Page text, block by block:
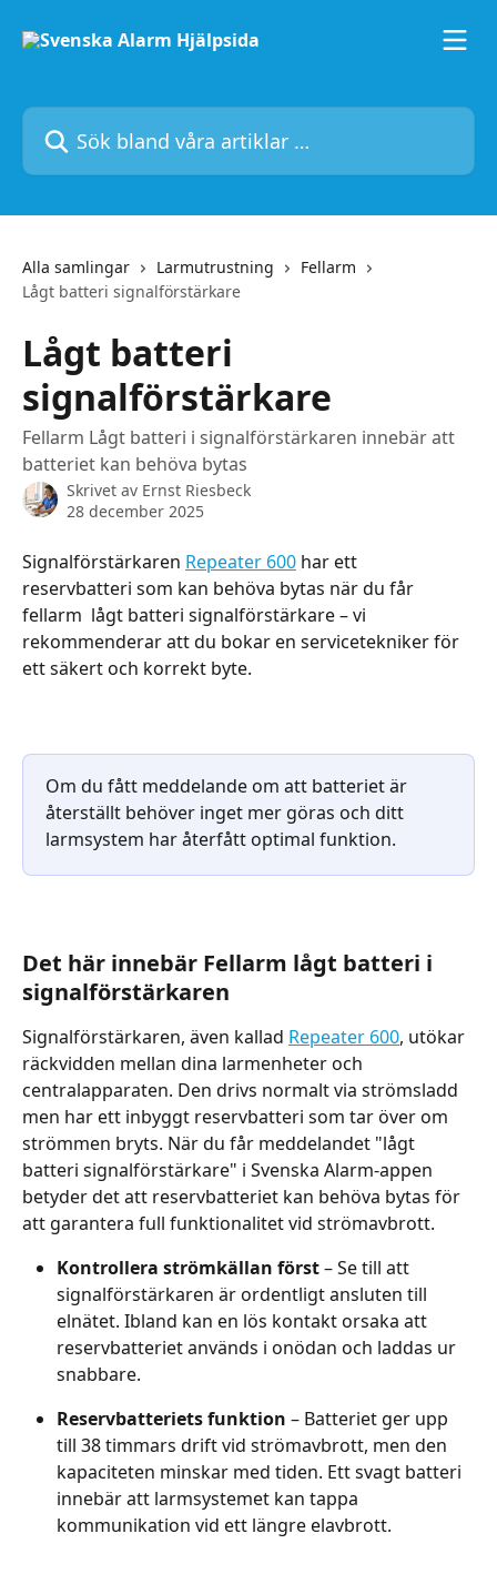
Sök bland våra artiklar …
Alla samlingar Larmutrustning
Fellarm
Lågt batteri signalförstärkare
Lågt batteri
signalförstärkare
Fellarm Lågt batteri i signalförstärkaren innebär att
batteriet kan behöva bytas
Skrivet av Ernst Riesbeck
28 december 2025
Signalförstärkaren Repeater 600 har ett
reservbatteri som kan behöva bytas när du får
fellarm  lågt batteri signalförstärkare – vi
rekommenderar att du bokar en servicetekniker för
ett säkert och korrekt byte.
Om du fått meddelande om att batteriet är
återställt behöver inget mer göras och ditt
larmsystem har återfått optimal funktion.
Det här innebär Fellarm lågt batteri i
signalförstärkaren
Signalförstärkaren, även kallad Repeater 600, utökar
räckvidden mellan dina larmenheter och
centralapparaten. Den drivs normalt via strömsladd
men har ett inbyggt reservbatteri som tar över om
strömmen bryts. När du får meddelandet "lågt
batteri signalförstärkare" i Svenska Alarm-appen
betyder det att reservbatteriet kan behöva bytas för
att garantera full funktionalitet vid strömavbrott.
Kontrollera strömkällan först – Se till att
signalförstärkaren är ordentligt ansluten till
elnätet. Ibland kan en lös kontakt orsaka att
reservbatteriet används i onödan och laddas ur
snabbare.
Reservbatteriets funktion – Batteriet ger upp
till 38 timmars drift vid strömavbrott, men den
kapaciteten minskar med tiden. Ett svagt batteri
innebär att larmsystemet kan tappa
kommunikation vid ett längre elavbrott.